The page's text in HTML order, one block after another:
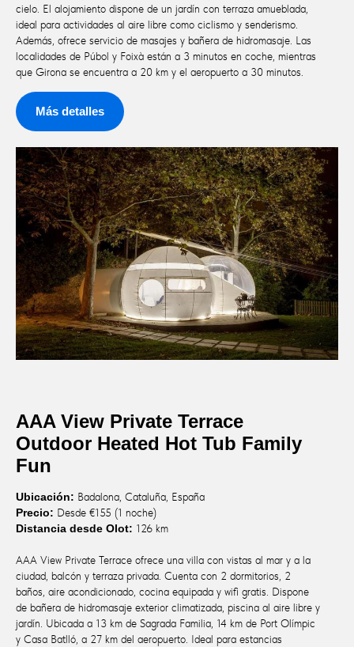
cielo. El alojamiento dispone de un jardín con terraza amueblada,
ideal para actividades al aire libre como ciclismo y senderismo.
Además, ofrece servicio de masajes y bañera de hidromasaje. Las
localidades de Púbol y Foixà están a 3 minutos en coche, mientras
que Girona se encuentra a 20 km y el aeropuerto a 30 minutos.
Más detalles
AAA View Private Terrace
Outdoor Heated Hot Tub Family
Fun
Ubicación: Badalona, Cataluña, España
Precio: Desde €155 (1 noche)
Distancia desde Olot: 126 km
AAA View Private Terrace ofrece una villa con vistas al mar y a la
ciudad, balcón y terraza privada. Cuenta con 2 dormitorios, 2
baños, aire acondicionado, cocina equipada y wifi gratis. Dispone
de bañera de hidromasaje exterior climatizada, piscina al aire libre y
jardín. Ubicada a 13 km de Sagrada Familia, 14 km de Port Olímpic
y Casa Batlló, a 27 km del aeropuerto. Ideal para estancias